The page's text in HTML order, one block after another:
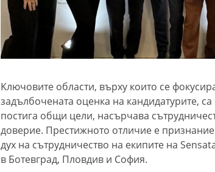
Kлючовите области, върху които се
задълбочената оценка на кандидатурите,
постига общи цели, насърчава
доверие. Престижното отличие е
дух на сътрудничество на екипите на
в Ботевград, Пловдив и София.